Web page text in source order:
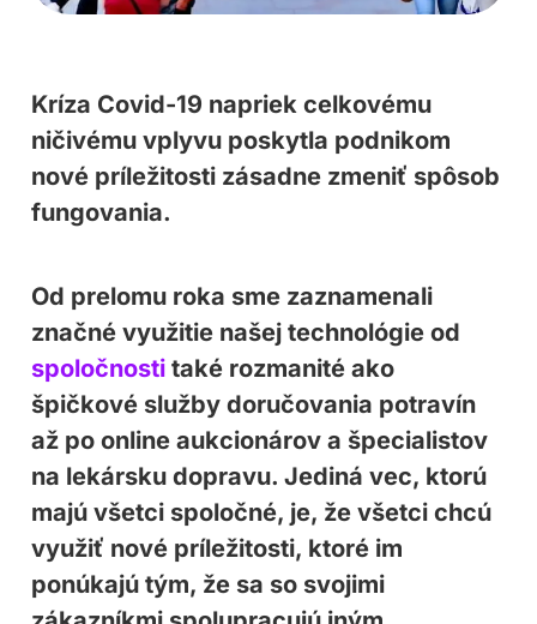
Kríza Covid-19 napriek celkovému
ničivému vplyvu poskytla podnikom
nové príležitosti zásadne zmeniť spôsob
fungovania.
Od prelomu roka sme zaznamenali
značné využitie našej technológie od
spoločnosti také rozmanité ako
špičkové služby doručovania potravín
až po online aukcionárov a špecialistov
na lekársku dopravu. Jediná vec, ktorú
majú všetci spoločné, je, že všetci chcú
využiť nové príležitosti, ktoré im
ponúkajú tým, že sa so svojimi